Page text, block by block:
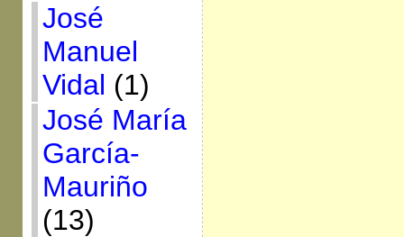
José
Manuel
Vidal (1)
José María
García-
Mauriño
(13)